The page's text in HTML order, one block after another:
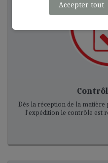
Dès la réception de la
l'expédition le contrôle est
Accepter tout